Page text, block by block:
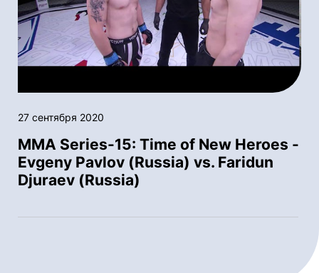
27 сентября 2020
MMA Series-15: Time of New Heroes -
Evgeny Pavlov (Russia) vs. Faridun
Djuraev (Russia)